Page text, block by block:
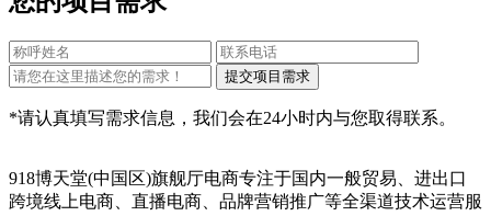
*请认真填写需求信息，我们会在24小时内与您取得联系。
918博天堂(中国区)旗舰厅电商专注于国内一般贸易、进出口
跨境线上电商、直播电商、品牌营销推广等全渠道技术运营服